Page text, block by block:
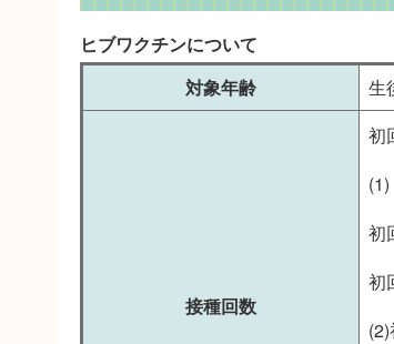
ヒブワクチンについて
対象年齢
生
接種回数
初
初
初